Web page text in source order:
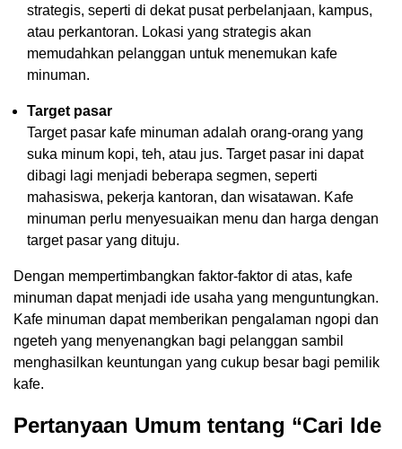
strategis, seperti di dekat pusat perbelanjaan, kampus,
atau perkantoran. Lokasi yang strategis akan
memudahkan pelanggan untuk menemukan kafe
minuman.
Target pasar
Target pasar kafe minuman adalah orang-orang yang
suka minum kopi, teh, atau jus. Target pasar ini dapat
dibagi lagi menjadi beberapa segmen, seperti
mahasiswa, pekerja kantoran, dan wisatawan. Kafe
minuman perlu menyesuaikan menu dan harga dengan
target pasar yang dituju.
Dengan mempertimbangkan faktor-faktor di atas, kafe
minuman dapat menjadi ide usaha yang menguntungkan.
Kafe minuman dapat memberikan pengalaman ngopi dan
ngeteh yang menyenangkan bagi pelanggan sambil
menghasilkan keuntungan yang cukup besar bagi pemilik
kafe.
Pertanyaan Umum tentang “Cari Ide